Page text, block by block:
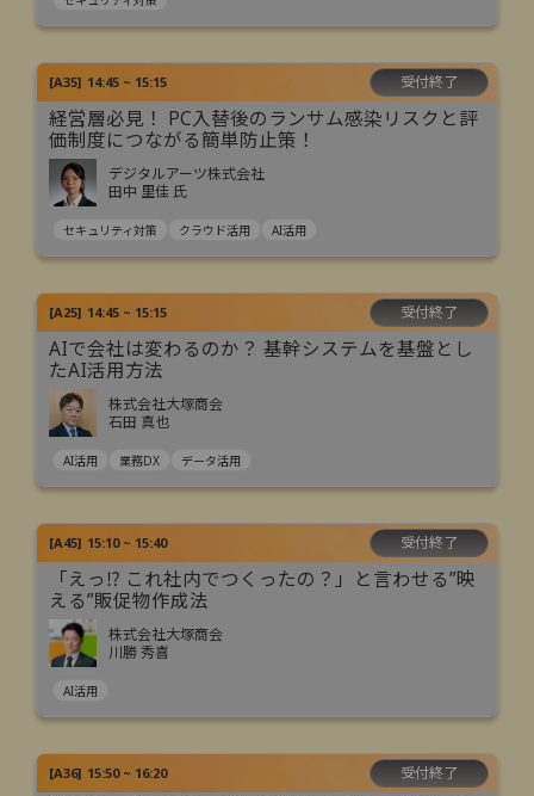
[A35] 14:45 ~ 15:15 受付終了
経営層必見！ PC入替後のランサム感染リスクと評
価制度につながる簡単防止策！
デジタルアーツ株式会社
田中 里佳 氏
セキュリティ対策 クラウド活用 AI活用
[A25] 14:45 ~ 15:15 受付終了
AIで会社は変わるのか？ 基幹システムを基盤とし
たAI活用方法
株式会社大塚商会
石田 真也
AI活用 業務DX データ活用
[A45] 15:10 ~ 15:40 受付終了
「えっ⁉ これ社内でつくったの？」と言わせる”映
える”販促物作成法
株式会社大塚商会
川勝 秀喜
AI活用
[A36] 15:50 ~ 16:20 受付終了